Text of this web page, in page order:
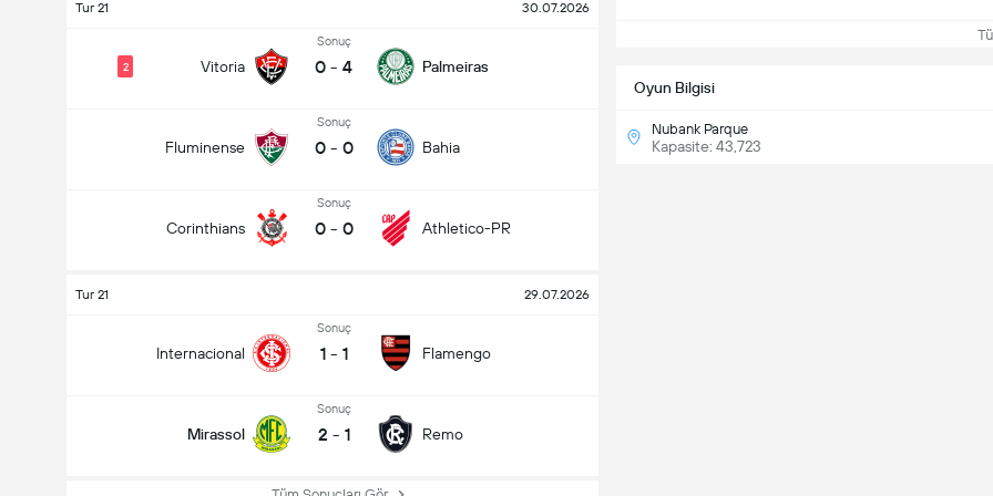
Tur 21 30.07.2026
Vitoria
2
Sonuç
0 - 4 Palmeiras
Fluminense
Sonuç
0 - 0 Bahia
Corinthians
Sonuç
0 - 0 Athletico-PR
Tur 21 29.07.2026
Internacional
Sonuç
1 - 1 Flamengo
Mirassol
Sonuç
2 - 1 Remo
Oyun Bilgisi
Nubank Parque
Kapasite: 43,723